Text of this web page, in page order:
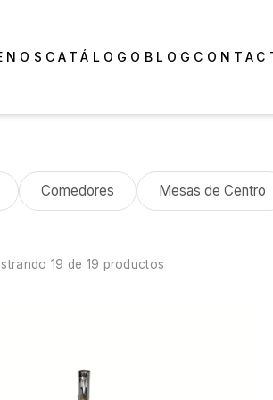
CATÁLOGO BLOG
Comedores Mesas de Centro
19 de 19 productos